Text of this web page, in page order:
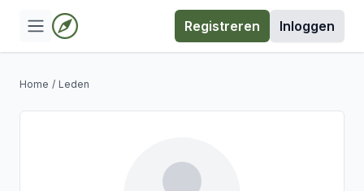
Registreren Inloggen
Home / Leden